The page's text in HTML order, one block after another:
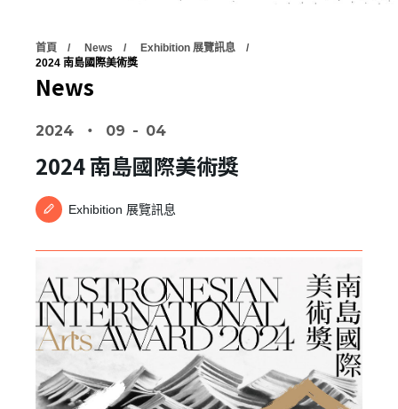
首頁 News
Exhibition 展覽訊息
2024 南島國際美術獎
News
2024 ‧ 09 - 04
2024 南島國際美術獎
Exhibition 展覽訊息